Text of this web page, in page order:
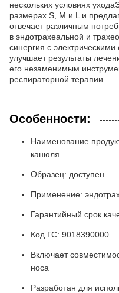
нескольких условиях
размерах S, M и L и
отвечает различным
в эндотрахеальной и
синергия с
улучшает результаты
его незаменимым
респираторной терапии.
Особенности:
Наименование
канюля
Образец: доступен
Применение:
Гарантийный срок
Код ГС: 9018390000
Включает
носа
Разработан для